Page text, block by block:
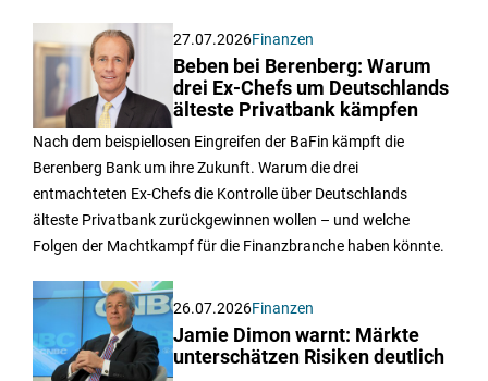
27.07.2026Finanzen
Beben bei Berenberg: Warum
drei Ex-Chefs um Deutschlands
älteste Privatbank kämpfen
Nach dem beispiellosen Eingreifen der BaFin kämpft die
Berenberg Bank um ihre Zukunft. Warum die drei
entmachteten Ex-Chefs die Kontrolle über Deutschlands
älteste Privatbank zurückgewinnen wollen – und welche
Folgen der Machtkampf für die Finanzbranche haben könnte.
26.07.2026Finanzen
Jamie Dimon warnt: Märkte
unterschätzen Risiken deutlich